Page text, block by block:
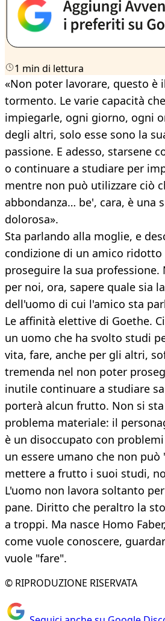
1 min di lettura
«Non poter lavorare, questo è
tormento. Le varie capacità
impiegarle, ogni giorno, ogni
degli altri, solo esse sono la
passione. E adesso, starsene
o continuare a studiare per
mentre non può utilizzare ciò
abbondanza… be', cara, è una
dolorosa».
Sta parlando alla moglie, e
condizione di un amico
proseguire la sua
per noi, ora, sapere quale sia
dell'uomo di cui l'amico sta
Le affinità elettive di Goethe.
un uomo che ha svolto studi
vita, fare, anche per gli altri,
tremenda nel non poter
inutile continuare a studiare
porterà alcun frutto. Non si
problema materiale: il
è un disoccupato con
un essere umano che non può
mettere a frutto i suoi studi,
L'uomo non lavora soltanto
pane. Diritto che peraltro la
a troppi. Ma nasce Homo
come vuole conoscere,
vuole "fare".
© RIPRODUZIONE RISERVATA